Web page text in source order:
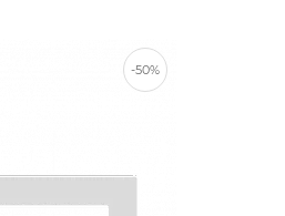
-50%